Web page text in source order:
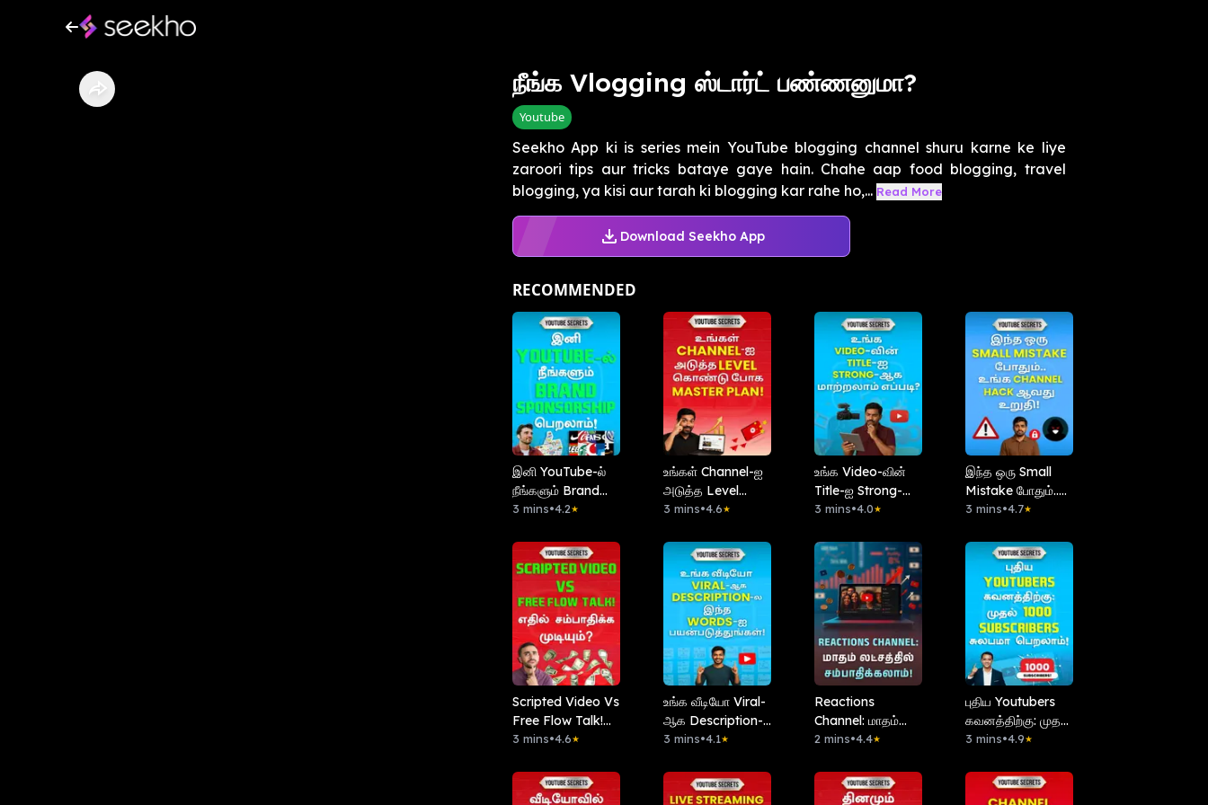
நீங்க Vlogging ஸ்டார்ட் பண்ணனுமா?
Youtube
Seekho App ki is series mein YouTube blogging channel shuru karne ke liye
zaroori tips aur tricks bataye gaye hain. Chahe aap food blogging, travel
blogging, ya kisi aur tarah ki blogging kar rahe ho,... Read More
Download Seekho App
RECOMMENDED
இனி YouTube-ல்
நீங்களும் Brand
Sponsorship
3 mins•4.2★
உங்கள் Channel-ஐ
அடுத்த Level
கொண்டு போக
3 mins•4.6★
உங்க Video-வின்
Title-ஐ Strong-
ஆக மாற்றலாம்
3 mins•4.0★
இந்த ஒரு Small
Mistake போதும்..
உங்க Channel
3 mins•4.7★
Scripted Video Vs
Free Flow Talk!
எதில் சம்பாதிக்க
3 mins•4.6★
உங்க வீடியோ Viral-
ஆக Description-ல
இந்த Words-ஐ
3 mins•4.1★
Reactions
Channel: மாதம்
லட்சத்தில்
2 mins•4.4★
புதிய Youtubers
கவனத்திற்கு: முதல்
1000 Subscribers
3 mins•4.9★